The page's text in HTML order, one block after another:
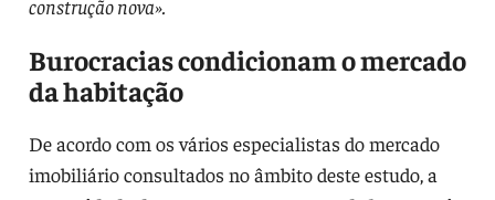
construção nova».
Burocracias condicionam o mercado
da habitação
De acordo com os vários especialistas do mercado
imobiliário consultados no âmbito deste estudo, a